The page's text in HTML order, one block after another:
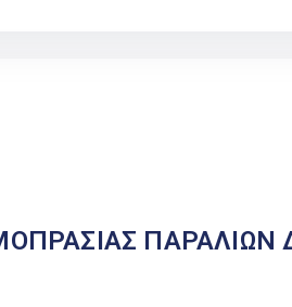
ΠΑΡΑΛΙΩΝ